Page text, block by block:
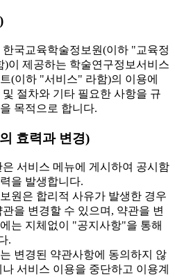
한국교육학술정보원(이하 "교육정
)이 제공하는 학술연구정보서비스
(이하 "서비스" 라함)의 이용에
및 절차와 기타 필요한 사항을 규
목적으로 합니다.
효력과 변경)
서비스 메뉴에 게시하여 공시함
을 발생합니다.
원은 합리적 사유가 발생한 경우
을 변경할 수 있으며, 약관을 변
는 지체없이 "공지사항"을 통해
.
변경된 약관사항에 동의하지 않
나 서비스 이용을 중단하고 이용계